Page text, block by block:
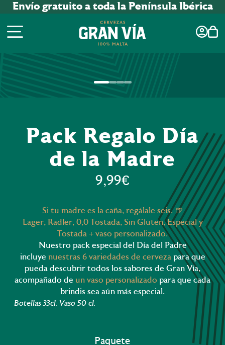
Envío gratuito a toda la Península Ibérica
Pack Regalo Día
de la Madre
9,99€
Si tu madre es la caña, regálale seis. 🍺
Lager, Radler, 0,0 Tostada, Sin Gluten, Especial y
Tostada + vaso personalizado.
Nuestro pack especial del Día del Padre
incluye nuestras 6 variedades de cervezapara que
pueda descubrir todos los sabores de Gran Vía,
acompañado de un vaso personalizado para que cada
brindis sea aún más especial.
Botellas 33cl. Vaso 50 cl.
Paquete